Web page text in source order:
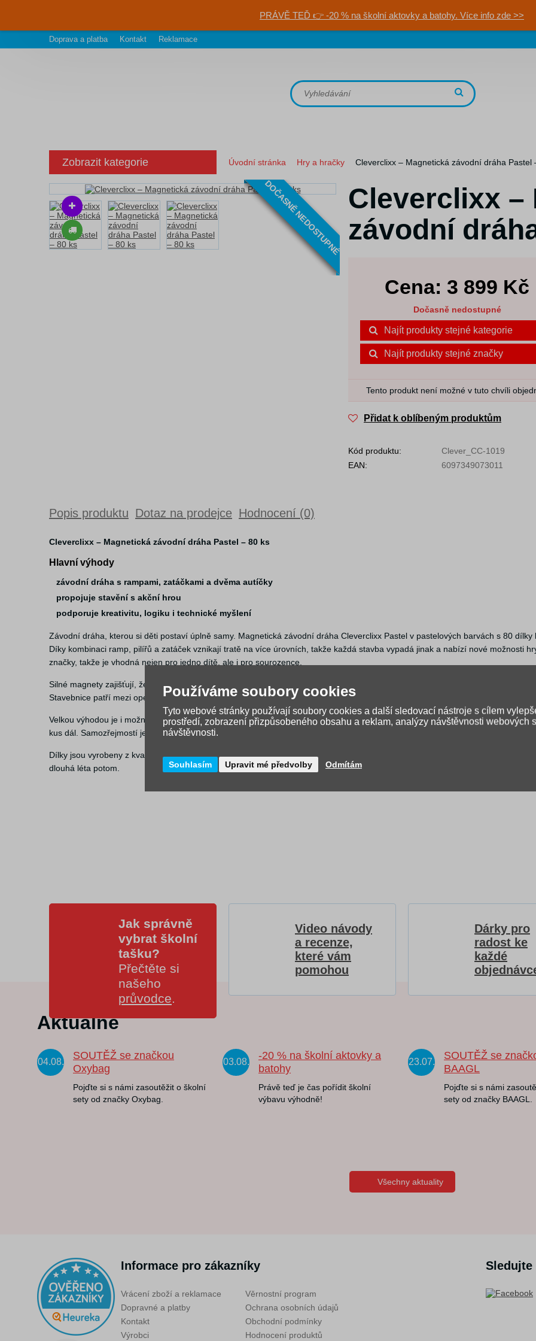
PRÁVĚ TEĎ 👉 -20 % na školní aktovky a batohy. Více info zde >>
Doprava a platba Kontakt Reklamace
Zobrazit kategorie Úvodní stránka Hry a hračky Cleverclixx – Magnetická závodní dráha Pastel
DOČASNĚ NEDOSTUPNÉ Cleverclixx –
závodní
Cena: 3 899 Kč
Dočasně nedostupné
Najít produkty stejné kategorie
Najít produkty stejné značky
Tento produkt není možné v tuto chvíli
Přidat k oblíbeným produktům
Kód produktu:
Clever_CC-1019
EAN:
6097349073011
Popis produktu Dotaz na prodejce Hodnocení (0)
Cleverclixx – Magnetická závodní dráha Pastel – 80 ks
Hlavní výhody
závodní dráha s rampami, zatáčkami a dvěma autíčky
propojuje stavění s akční hrou
podporuje kreativitu, logiku i technické myšlení
Závodní dráha, kterou si děti postaví úplně samy. Magnetická závodní dráha Cleverclixx Pastel v pastelových barvách s 80
Díky kombinaci ramp, pilířů a zatáček vznikají tratě na více úrovních, takže každá stavba vypadá jinak a nabízí nové možnosti
značky, takže je vhodná nejen pro jedno dítě, ale i pro sourozence.
Silné magnety zajišťují, že jednotlivé dílky dobře drží pohromadě, a to i u složitějších staveb. Díky tomu se děti mohou
Stavebnice patří mezi open-ended hračky, nemá pevně daný návod ani jediný správný výsledek. Děti si samy určují, jak bude
Velkou výhodou je i možnost stavět na vertikálních magnetických plochách, například na lednici nebo tabuli. Dráha tak může
kus dál. Samozřejmostí je kompatibilita se všemi stavebnicemi Cleverclixx i dalšími magnetickými systémy, takže možnosti hry
Dílky jsou vyrobeny z kvalitního a bezpečného plastu, neobsahují BPA a splňují přísné bezpečnostní normy. Stavebnice je
dlouhá léta potom.
Jak správně
vybrat školní
tašku?
Přečtěte si
našeho
průvodce.
Video návody
a recenze,
které vám
pomohou
Dárky pro
radost ke
každé
Aktuálně
04.08.
SOUTĚŽ se značkou
Oxybag
Pojďte si s námi zasoutěžit o školní
sety od značky Oxybag.
03.08.
-20 % na školní aktovky a
batohy
Právě teď je čas pořídit školní
výbavu výhodně!
23.07.
SOUTĚŽ se
BAAGL
Pojďte si s námi
sety od značky BAAGL.
Všechny aktuality
Informace pro zákazníky
Vrácení zboží a reklamace
Dopravné a platby
Kontakt
Výrobci
Věrnostní program
Ochrana osobních údajů
Obchodní podmínky
Hodnocení produktů
Sledujte
Používáme soubory cookies
Tyto webové stránky používají soubory cookies a další sledovací nástroje s cílem
prostředí, zobrazení přizpůsobeného obsahu a reklam, analýzy návštěvnosti webových
návštěvnosti.
Souhlasím Upravit mé předvolby Odmítám